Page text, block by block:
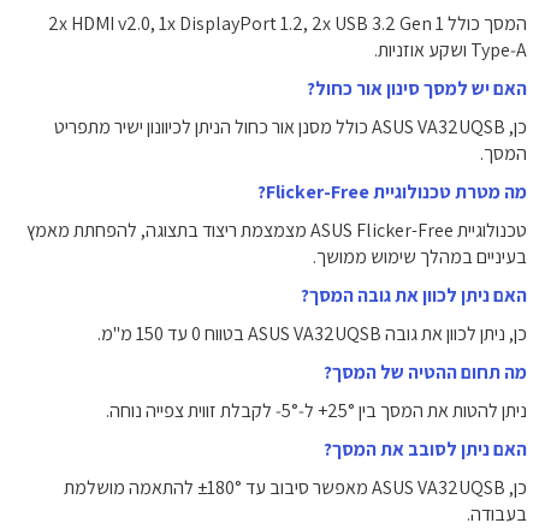
המסך כולל ‎2x HDMI v2.0‎, ‎1x DisplayPort 1.2‎, ‎2x USB 3.2 Gen 1
Type‑A‎ ושקע אוזניות.
האם יש למסך סינון אור כחול?
כן, ASUS VA32UQSB כולל מסנן אור כחול הניתן לכיוונון ישיר מתפריט
המסך.
מה מטרת טכנולוגיית Flicker-Free?
טכנולוגיית ASUS Flicker-Free מצמצמת ריצוד בתצוגה, להפחתת מאמץ
בעיניים במהלך שימוש ממושך.
האם ניתן לכוון את גובה המסך?
כן, ניתן לכוון את גובה ASUS VA32UQSB בטווח ‎0 עד ‎150‎ מ"מ‎.
מה תחום ההטיה של המסך?
ניתן להטות את המסך בין ‎+25°‎ ל‑‎‑5°‎ לקבלת זווית צפייה נוחה.
האם ניתן לסובב את המסך?
כן, ASUS VA32UQSB מאפשר סיבוב עד ‎±180°‎ להתאמה מושלמת
בעבודה.